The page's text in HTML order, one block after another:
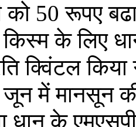
को 50 रूपए
के लिए
क्विंटल
जून में मानसून
धान के